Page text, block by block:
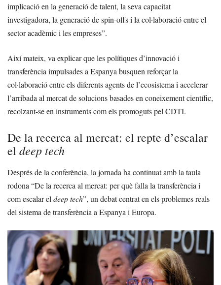
implicació en la generació de talent, la seva capacitat
investigadora, la generació de spin-offs i la col·laboració entre el
sector acadèmic i les empreses”.
Així mateix, va explicar que les polítiques d’innovació i
transferència impulsades a Espanya busquen reforçar la
col·laboració entre els diferents agents de l’ecosistema i accelerar
l’arribada al mercat de solucions basades en coneixement científic,
recolzant-se en instruments com els promoguts pel CDTI.
De la recerca al mercat: el repte d’escalar
el deep tech
Després de la conferència, la jornada ha continuat amb la taula
rodona “De la recerca al mercat: per què falla la transferència i
com escalar el deep tech”, un debat centrat en els problemes reals
del sistema de transferència a Espanya i Europa.